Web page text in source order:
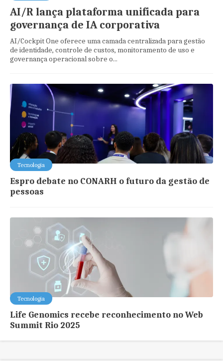
AI/R lança plataforma unificada para
governança de IA corporativa
AI/Cockpit One oferece uma camada centralizada para gestão
de identidade, controle de custos, monitoramento de uso e
governança operacional sobre o...
Tecnologia
Espro debate no CONARH o futuro da gestão de
pessoas
Tecnologia
Life Genomics recebe reconhecimento no Web
Summit Rio 2025